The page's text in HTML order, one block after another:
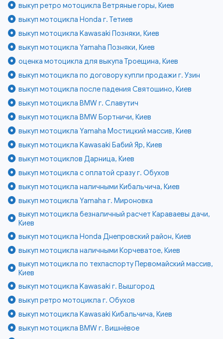
выкуп ретро мотоцикла Ветряные горы, Киев
выкуп мотоцикла Honda г. Тетиев
выкуп мотоцикла Kawasaki Позняки, Киев
выкуп мотоцикла Yamaha Позняки, Киев
оценка мотоцикла для выкупа Троещина, Киев
выкуп мотоцикла по договору купли продажи г. Узин
выкуп мотоцикла после падения Святошино, Киев
выкуп мотоцикла BMW г. Славутич
выкуп мотоцикла BMW Бортничи, Киев
выкуп мотоцикла Yamaha Мостицкий массив, Киев
выкуп мотоцикла Kawasaki Бабий Яр, Киев
выкуп мотоциклов Дарница, Киев
выкуп мотоцикла с оплатой сразу г. Обухов
выкуп мотоцикла наличными Кибальчича, Киев
выкуп мотоцикла Yamaha г. Мироновка
выкуп мотоцикла безналичный расчет Караваевы дачи,
Киев
выкуп мотоцикла Honda Днепровский район, Киев
выкуп мотоцикла наличными Корчеватое, Киев
выкуп мотоцикла по техпаспорту Первомайский массив,
Киев
выкуп мотоцикла Kawasaki г. Вышгород
выкуп ретро мотоцикла г. Обухов
выкуп мотоцикла Kawasaki Кибальчича, Киев
выкуп мотоцикла BMW г. Вишнёвое